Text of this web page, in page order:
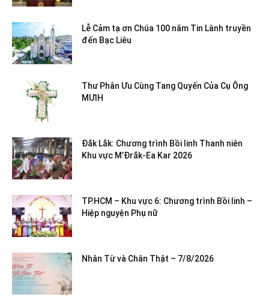
Lễ Cảm tạ ơn Chúa 100 năm Tin Lành truyền
đến Bạc Liêu
Thư Phân Ưu Cùng Tang Quyến Của Cụ Ông
MƯIH
Đắk Lắk: Chương trình Bồi linh Thanh niên
Khu vực M’Đrắk-Ea Kar 2026
TP.HCM – Khu vực 6: Chương trình Bồi linh –
Hiệp nguyện Phụ nữ
Nhân Từ và Chân Thật – 7/8/2026